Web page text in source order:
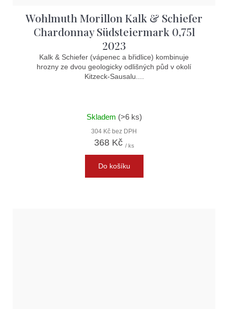
Wohlmuth Morillon Kalk & Schiefer
Chardonnay Südsteiermark 0,75l
2023
Kalk & Schiefer (vápenec a břidlice) kombinuje
hrozny ze dvou geologicky odlišných půd v okolí
Kitzeck-Sausalu....
Skladem (>6 ks)
304 Kč bez DPH
368 Kč / ks
Do košíku